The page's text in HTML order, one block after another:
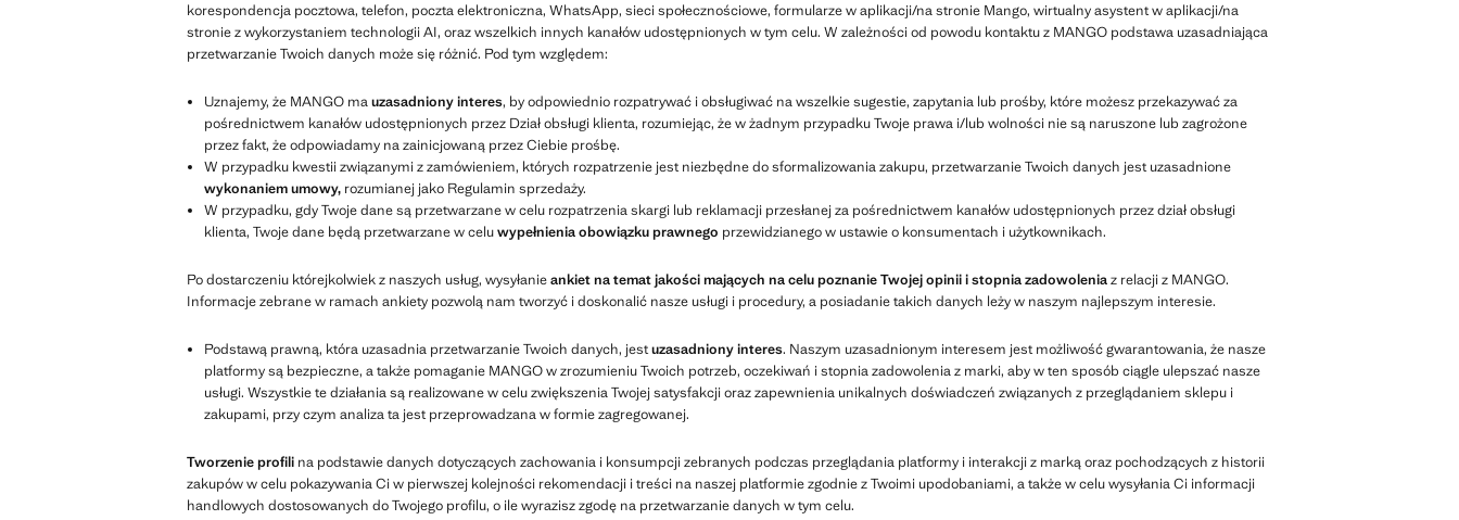
korespondencja pocztowa, telefon, poczta elektroniczna, WhatsApp, sieci społecznościowe, formularze w aplikacji/na stronie Mango, wirtualny asystent w aplikacji/na
stronie z wykorzystaniem technologii AI, oraz wszelkich innych kanałów udostępnionych w tym celu. W zależności od powodu kontaktu z MANGO podstawa uzasadniająca
przetwarzanie Twoich danych może się różnić. Pod tym względem:
Uznajemy, że MANGO mauzasadniony interes, by odpowiednio rozpatrywać i obsługiwać na wszelkie sugestie, zapytania lub prośby, które możesz przekazywać za
pośrednictwem kanałów udostępnionych przez Dział obsługi klienta, rozumiejąc, że w żadnym przypadku Twoje prawa i/lub wolności nie są naruszone lub zagrożone
przez fakt, że odpowiadamy na zainicjowaną przez Ciebie prośbę.
W przypadku kwestii związanymi z zamówieniem, których rozpatrzenie jest niezbędne do sformalizowania zakupu, przetwarzanie Twoich danych jest uzasadnione
wykonaniem umowy, rozumianej jako Regulamin sprzedaży.
W przypadku, gdy Twoje dane są przetwarzane w celu rozpatrzenia skargi lub reklamacji przesłanej za pośrednictwem kanałów udostępnionych przez dział obsługi
klienta, Twoje dane będą przetwarzane w celuwypełnienia obowiązku prawnego przewidzianego w ustawie o konsumentach i użytkownikach.
Po dostarczeniu którejkolwiek z naszych usług, wysyłanieankiet na temat jakości mających na celu poznanie Twojej opinii i stopnia zadowoleniaz relacji z MANGO.
Informacje zebrane w ramach ankiety pozwolą nam tworzyć i doskonalić nasze usługi i procedury, a posiadanie takich danych leży w naszym najlepszym interesie.
Podstawą prawną, która uzasadnia przetwarzanie Twoich danych, jestuzasadniony interes. Naszym uzasadnionym interesem jest możliwość gwarantowania, że nasze
platformy są bezpieczne, a także pomaganie MANGO w zrozumieniu Twoich potrzeb, oczekiwań i stopnia zadowolenia z marki, aby w ten sposób ciągle ulepszać nasze
usługi. Wszystkie te działania są realizowane w celu zwiększenia Twojej satysfakcji oraz zapewnienia unikalnych doświadczeń związanych z przeglądaniem sklepu i
zakupami, przy czym analiza ta jest przeprowadzana w formie zagregowanej.
Tworzenie profili na podstawie danych dotyczących zachowania i konsumpcji zebranych podczas przeglądania platformy i interakcji z marką oraz pochodzących z historii
zakupów w celu pokazywania Ci w pierwszej kolejności rekomendacji i treści na naszej platformie zgodnie z Twoimi upodobaniami, a także w celu wysyłania Ci informacji
handlowych dostosowanych do Twojego profilu, o ile wyrazisz zgodę na przetwarzanie danych w tym celu.